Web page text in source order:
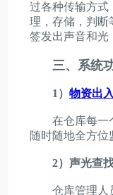
过各种传输方式
理，存储，判断
签发出声音和光
三、系统
1） 物资出
在仓库每一个
随时随地全方
2）声光查
仓库管理人员